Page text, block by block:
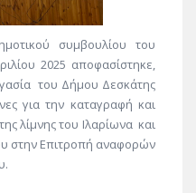
συμβουλίου του
2025 αποφασίστηκε,
του Δήμου Δεσκάτης
για την καταγραφή και
λίμνης του Ιλαρίωνα και
στην Επιτροπή αναφορών